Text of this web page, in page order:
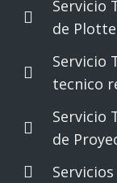
Servicio
de
Servicio
tecnico
Servicio
de